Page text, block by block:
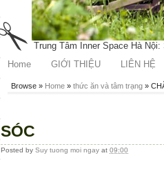
Trung Tâm Inner Space Hà
Home
GIỚI THIỆU LIÊN HỆ
Browse » Home » thức ăn và tâm trạng »
SÓC
Posted by Suy tuong moi ngay at 09:00